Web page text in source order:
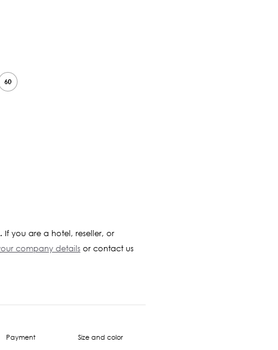
60
If you are a hotel, reseller, or
company detailsor contact us
Payment Size and color